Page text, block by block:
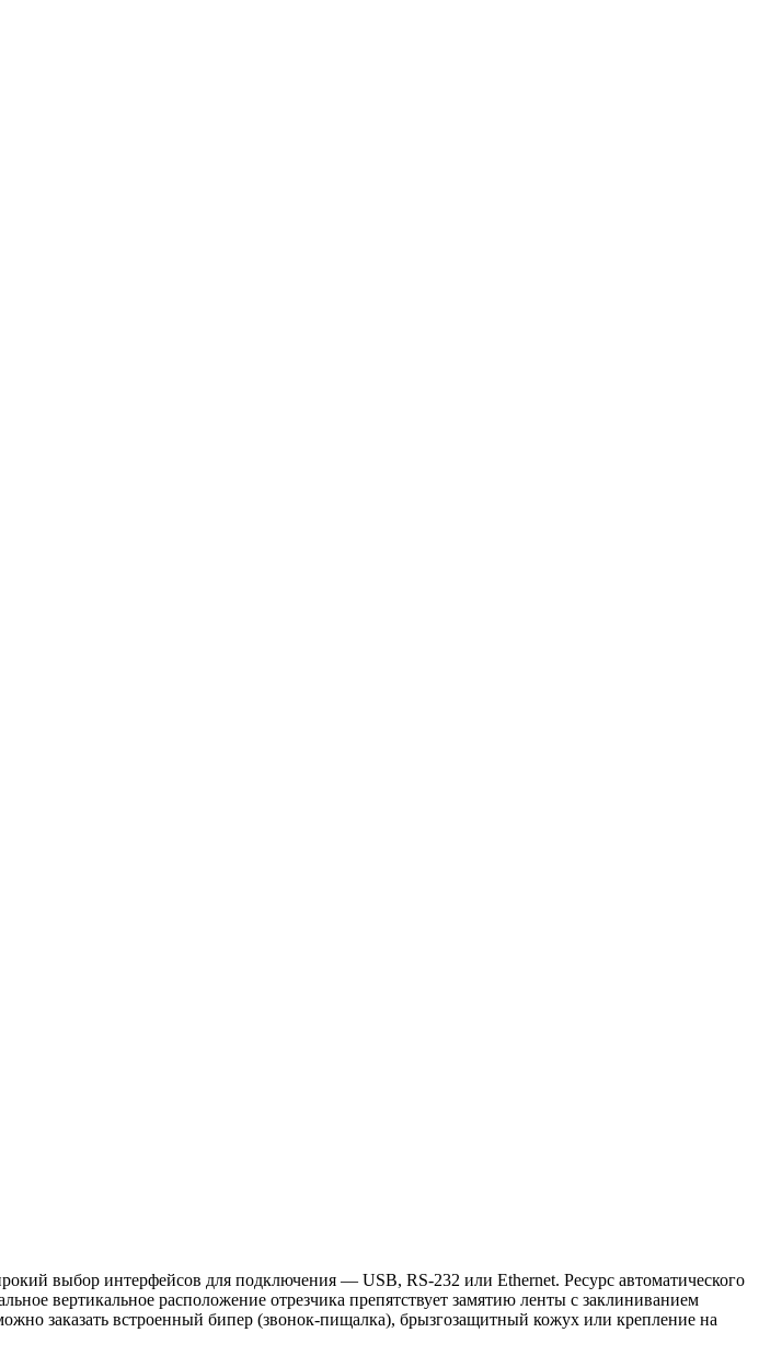
выбор интерфейсов для подключения — USB, RS-232 или Ethernet. Ресурс автоматического
вертикальное расположение отрезчика препятствует замятию ленты с заклиниванием
заказать встроенный бипер (звонок-пищалка), брызгозащитный кожух или крепление на